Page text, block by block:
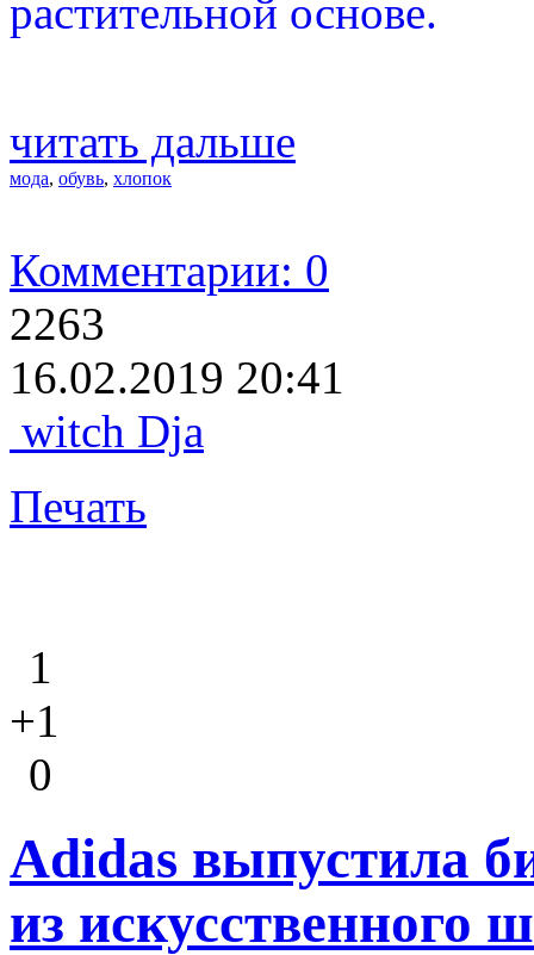
растительной основе.
читать дальше
мода, обувь, хлопок
Комментарии: 0
2263
16.02.2019 20:41
witch Dja
Печать
1
+1
0
Adidas выпустила
из искусственного